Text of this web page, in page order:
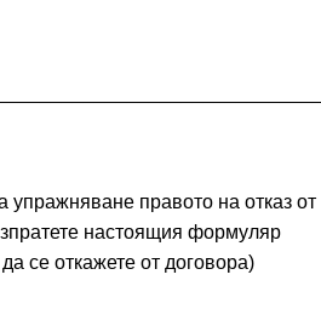
правото на отказ от
настоящия формуляр
се откажете от договора)